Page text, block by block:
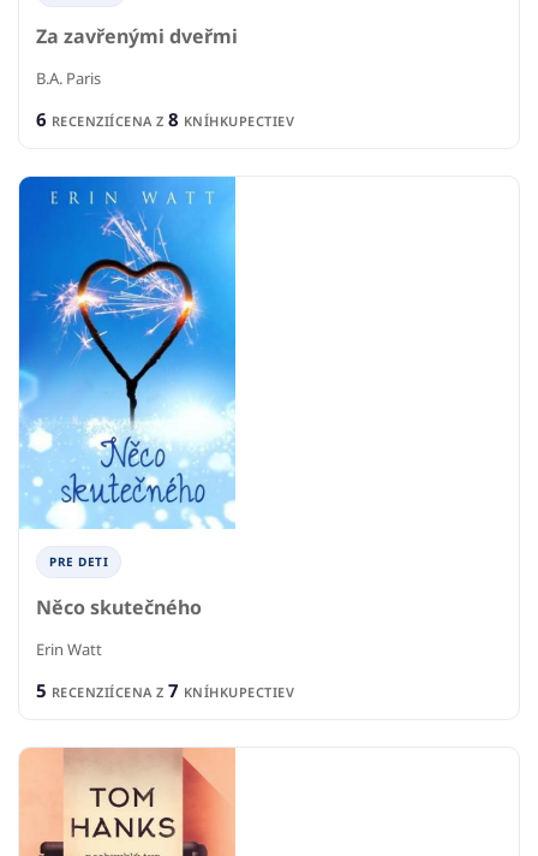
Za zavřenými dveřmi
B.A. Paris
6 RECENZIÍCENA Z 8 KNÍHKUPECTIEV
PRE DETI
Něco skutečného
Erin Watt
5 RECENZIÍCENA Z 7 KNÍHKUPECTIEV